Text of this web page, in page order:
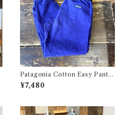
Patagonia Cotton Easy Pants
/ パタゴニア コットン イージー
パンツ 古着
¥7,480